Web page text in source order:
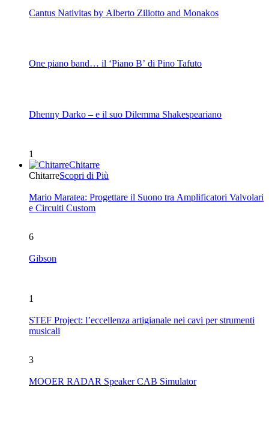
Cantus Nativitas by Alberto Ziliotto and Monakos
One piano band… il ‘Piano B’ di Pino Tafuto
Dhenny Darko – e il suo Dilemma Shakespeariano
1
Chitarre
ChitarreScopri di Più
Mario Maratea: Progettare il Suono tra Amplificatori Valvolari
e Circuiti Custom
6
Gibson
1
STEF Project: l’eccellenza artigianale nei cavi per strumenti
musicali
3
MOOER RADAR Speaker CAB Simulator